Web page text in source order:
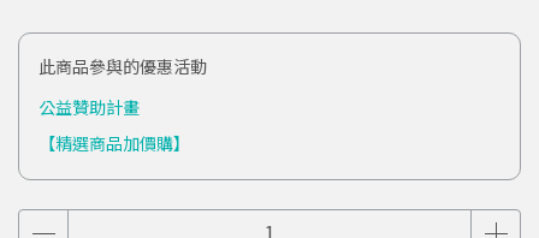
此商品參與的優惠活動
公益贊助計畫
【精選商品加價購】